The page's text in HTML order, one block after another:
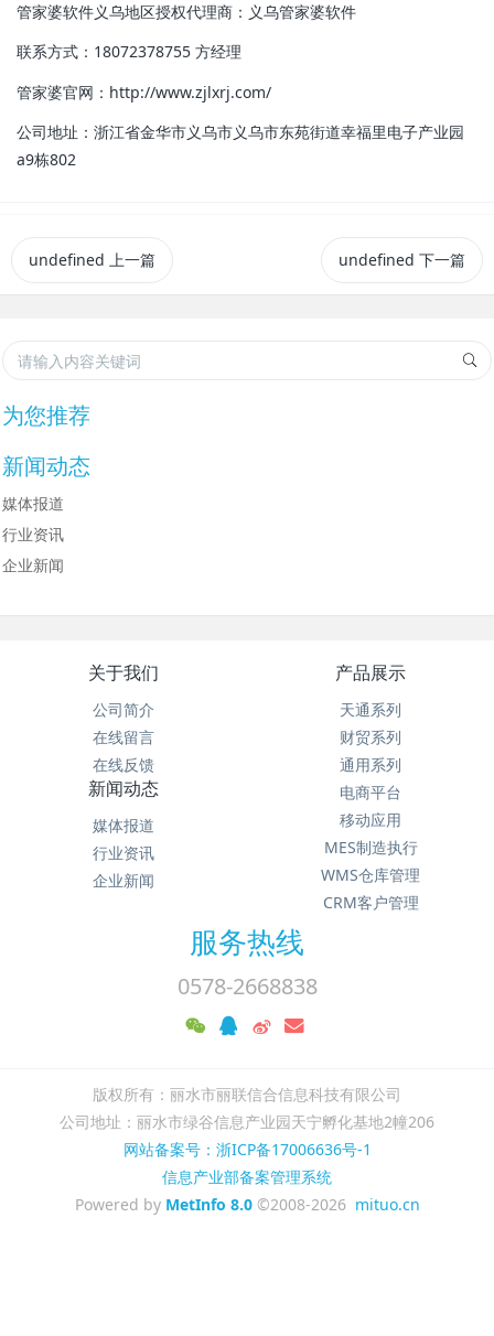
管家婆软件义乌地区授权代理商： 义乌管家婆软件
联系方式：18072378755 方经理
管家婆官网：http://www.zjlxrj.com/
公司地址：浙江省金华市义乌市义乌市东苑街道幸福里电子产业园
a9栋802
undefined 上一篇 undefined 下一篇
为您推荐
新闻动态
媒体报道
行业资讯
企业新闻
关于我们
公司简介
在线留言
在线反馈
产品展示
天通系列
财贸系列
通用系列
电商平台
移动应用
MES制造执行
WMS仓库管理
CRM客户管理
新闻动态
媒体报道
行业资讯
企业新闻
服务热线
0578-2668838
版权所有：丽水市丽联信合信息科技有限公司
公司地址：丽水市绿谷信息产业园天宁孵化基地2幢206
网站备案号：浙ICP备17006636号-1
信息产业部备案管理系统
Powered by MetInfo 8.0©2008-2026 mituo.cn